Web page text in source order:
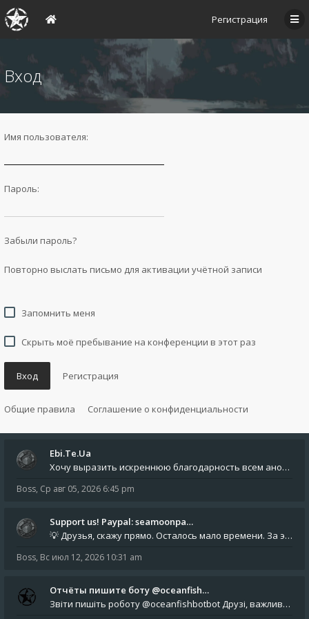
Регистрация
Вход
Имя пользователя:
Пароль:
Забыли пароль?
Повторно выслать письмо для активации учётной записи
Запомнить меня
Скрыть моё пребывание на конференции в этот раз
Вход Регистрация
Общие правила Соглашение о конфиденциальности
Ebi.Te.Ua
Хочу выразить искреннюю благодарность всем анонимным пользователям, которые поддержали наше сообщество финансово. Благод
Boss, Ср авг 05, 2026 6:45 pm
Support us! Paypal: seamoonpa…
💡 Друзья, скажу прямо. Осталось мало времени. За это время нам нужно закрыть последние обязательные расходы: около 500
Boss, Вс июл 12, 2026 10:31 am
Отчёты пишите боту @oceanfish…
Звіти пишіть роботу @oceanfishbotbot Друзі, важливе повідомлення для учасників форума. Основне звернення опублікован